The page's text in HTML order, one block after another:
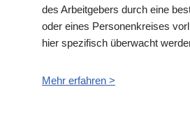
des Arbeitgebers durch eine
oder eines Personenkreises
hier spezifisch überwacht
Mehr erfahren >